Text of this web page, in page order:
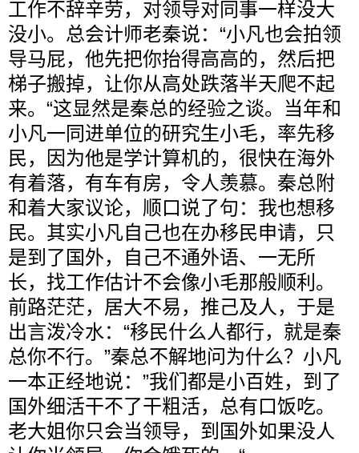
工作不辞辛劳，对领导对同事一样没大
没小。总会计师老秦说：“小凡也会拍领
导马屁，他先把你抬得高高的，然后把
梯子搬掉，让你从高处跌落半天爬不起
来。“这显然是秦总的经验之谈。当年和
小凡一同进单位的研究生小毛，率先移
民，因为他是学计算机的，很快在海外
有着落，有车有房，令人羡慕。秦总附
和着大家议论，顺口说了句：我也想移
民。其实小凡自己也在办移民申请，只
是到了国外，自己不通外语、一无所
长，找工作估计不会像小毛那般顺利。
前路茫茫，居大不易，推己及人，于是
出言泼冷水：“移民什么人都行，就是秦
总你不行。”秦总不解地问为什么？小凡
一本正经地说：”我们都是小百姓，到了
国外细活干不了干粗活，总有口饭吃。
老大姐你只会当领导，到国外如果没人